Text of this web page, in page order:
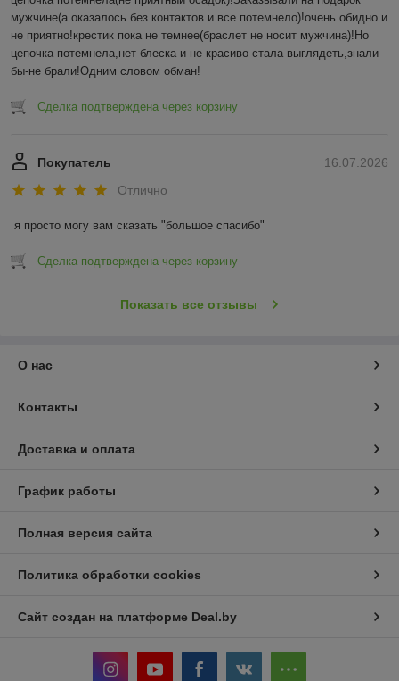
мужчине(а оказалось без контактов и все потемнело)!очень обидно и
не приятно!крестик пока не темнее(браслет не носит мужчина)!Но
цепочка потемнела,нет блеска и не красиво стала выглядеть,знали
бы-не брали!Одним словом обман!
Сделка подтверждена через корзину
16.07.2026
Покупатель
Отлично
я просто могу вам сказать "большое спасибо"
Сделка подтверждена через корзину
Показать все отзывы
О нас
Контакты
Доставка и оплата
График работы
Полная версия сайта
Политика обработки cookies
Сайт создан на платформе Deal.by